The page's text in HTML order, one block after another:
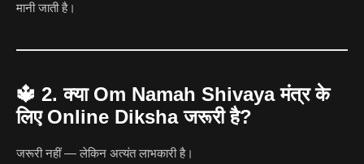
मानी जाती है।
🔱 2. क्या Om Namah Shivaya मंत्र के
लिए Online Diksha जरूरी है?
जरूरी नहीं — लेकिन अत्यंत लाभकारी है।